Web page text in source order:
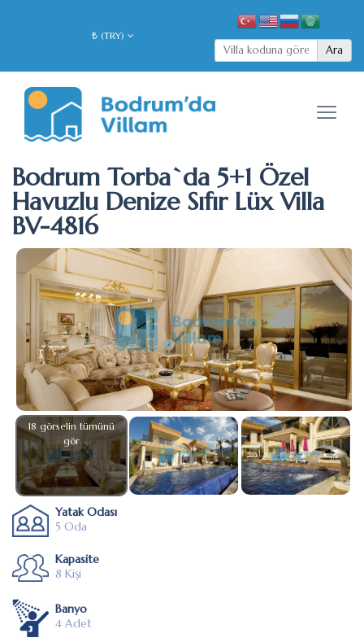
₺ (TRY)
Ara
Bodrum Torba`da 5+1 Özel
Havuzlu Denize Sıfır Lüx Villa
BV-4816
18 görselin tümünü
gör
Yatak Odası
5 Oda
Kapasite
8 Kişi
Banyo
4 Adet